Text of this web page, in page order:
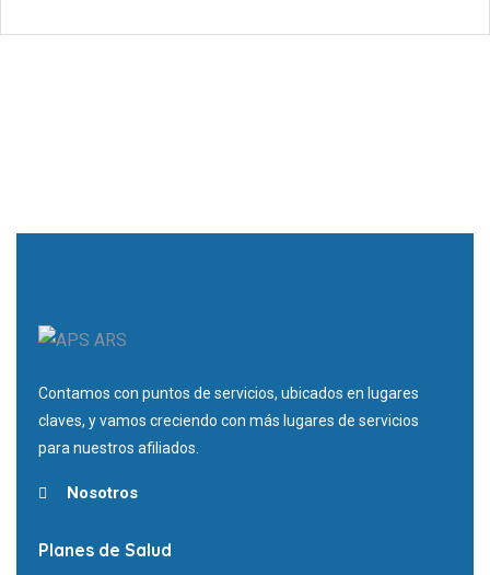
Contamos con puntos de servicios, ubicados en lugares
claves, y vamos creciendo con más lugares de servicios
para nuestros afiliados.
Nosotros
Planes de Salud